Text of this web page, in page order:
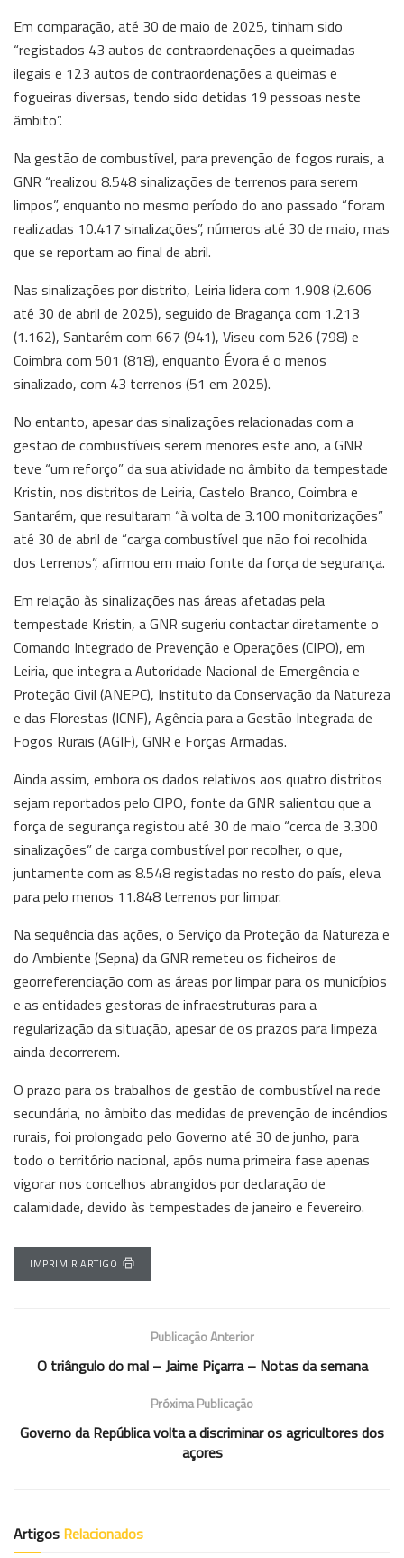
Em comparação, até 30 de maio de 2025, tinham sido
“registados 43 autos de contraordenações a queimadas
ilegais e 123 autos de contraordenações a queimas e
fogueiras diversas, tendo sido detidas 19 pessoas neste
âmbito”.
Na gestão de combustível, para prevenção de fogos rurais, a
GNR “realizou 8.548 sinalizações de terrenos para serem
limpos”, enquanto no mesmo período do ano passado “foram
realizadas 10.417 sinalizações”, números até 30 de maio, mas
que se reportam ao final de abril.
Nas sinalizações por distrito, Leiria lidera com 1.908 (2.606
até 30 de abril de 2025), seguido de Bragança com 1.213
(1.162), Santarém com 667 (941), Viseu com 526 (798) e
Coimbra com 501 (818), enquanto Évora é o menos
sinalizado, com 43 terrenos (51 em 2025).
No entanto, apesar das sinalizações relacionadas com a
gestão de combustíveis serem menores este ano, a GNR
teve “um reforço” da sua atividade no âmbito da tempestade
Kristin, nos distritos de Leiria, Castelo Branco, Coimbra e
Santarém, que resultaram “à volta de 3.100 monitorizações”
até 30 de abril de “carga combustível que não foi recolhida
dos terrenos”, afirmou em maio fonte da força de segurança.
Em relação às sinalizações nas áreas afetadas pela
tempestade Kristin, a GNR sugeriu contactar diretamente o
Comando Integrado de Prevenção e Operações (CIPO), em
Leiria, que integra a Autoridade Nacional de Emergência e
Proteção Civil (ANEPC), Instituto da Conservação da Natureza
e das Florestas (ICNF), Agência para a Gestão Integrada de
Fogos Rurais (AGIF), GNR e Forças Armadas.
Ainda assim, embora os dados relativos aos quatro distritos
sejam reportados pelo CIPO, fonte da GNR salientou que a
força de segurança registou até 30 de maio “cerca de 3.300
sinalizações” de carga combustível por recolher, o que,
juntamente com as 8.548 registadas no resto do país, eleva
para pelo menos 11.848 terrenos por limpar.
Na sequência das ações, o Serviço da Proteção da Natureza e
do Ambiente (Sepna) da GNR remeteu os ficheiros de
georreferenciação com as áreas por limpar para os municípios
e as entidades gestoras de infraestruturas para a
regularização da situação, apesar de os prazos para limpeza
ainda decorrerem.
O prazo para os trabalhos de gestão de combustível na rede
secundária, no âmbito das medidas de prevenção de incêndios
rurais, foi prolongado pelo Governo até 30 de junho, para
todo o território nacional, após numa primeira fase apenas
vigorar nos concelhos abrangidos por declaração de
calamidade, devido às tempestades de janeiro e fevereiro.
IMPRIMIR ARTIGO
Publicação Anterior
O triângulo do mal – Jaime Piçarra – Notas da semana
Próxima Publicação
Governo da República volta a discriminar os agricultores dos
açores
Artigos Relacionados